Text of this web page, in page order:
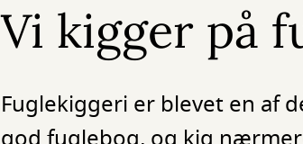
Vi kigger på
Fuglekiggeri er blevet en af